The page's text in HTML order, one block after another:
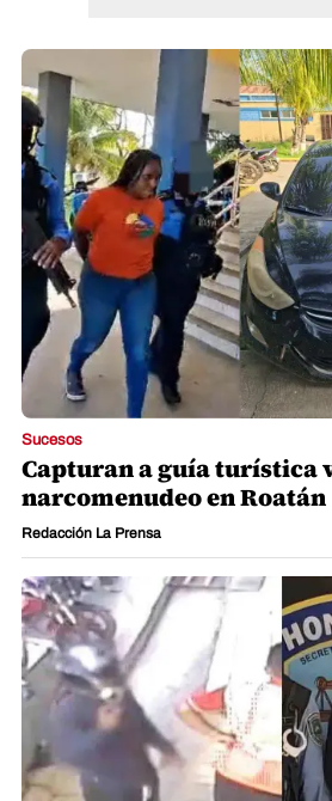
Sucesos
Capturan a guía turística
narcomenudeo en Roatán
Redacción La Prensa